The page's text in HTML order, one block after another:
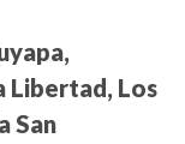
Libertad, Los
San